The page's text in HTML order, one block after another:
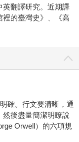
英翻譯研究。近期譯
的臺灣史》、《高
確。行文要清晰，通
後盡量簡潔明瞭說
Orwell）的六項規